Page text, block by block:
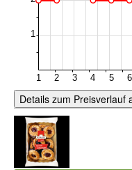
Details zum Preisverlauf